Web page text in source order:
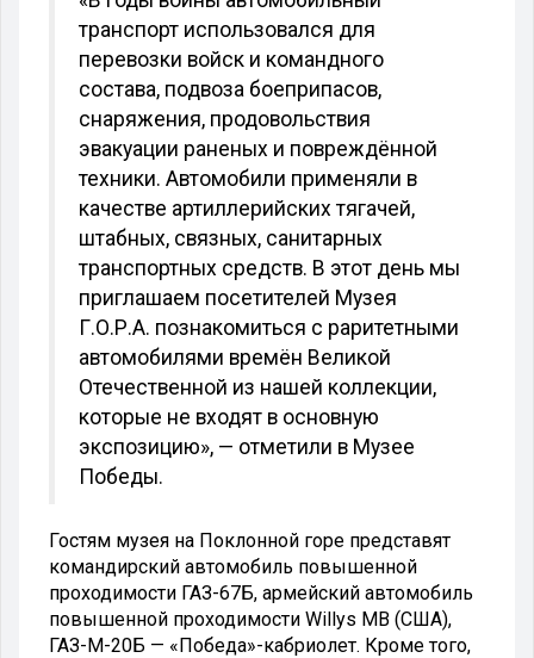
транспорт использовался для
перевозки войск и командного
состава, подвоза боеприпасов,
снаряжения, продовольствия
эвакуации раненых и повреждённой
техники. Автомобили применяли в
качестве артиллерийских тягачей,
штабных, связных, санитарных
транспортных средств. В этот день мы
приглашаем посетителей Музея
Г.О.Р.А. познакомиться с раритетными
автомобилями времён Великой
Отечественной из нашей коллекции,
которые не входят в основную
экспозицию», — отметили в Музее
Победы.
Гостям музея на Поклонной горе представят
командирский автомобиль повышенной
проходимости ГАЗ-67Б, армейский автомобиль
повышенной проходимости Willys МВ (США),
ГАЗ-М-20Б — «Победа»-кабриолет. Кроме того,